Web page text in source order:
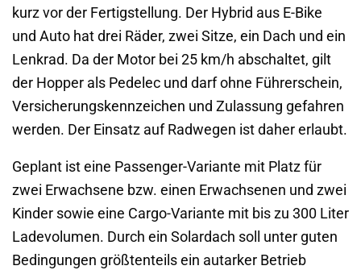
kurz vor der Fertigstellung. Der Hybrid aus E-Bike
und Auto hat drei Räder, zwei Sitze, ein Dach und ein
Lenkrad. Da der Motor bei 25 km/h abschaltet, gilt
der Hopper als Pedelec und darf ohne Führerschein,
Versicherungskennzeichen und Zulassung gefahren
werden. Der Einsatz auf Radwegen ist daher erlaubt.
Geplant ist eine Passenger-Variante mit Platz für
zwei Erwachsene bzw. einen Erwachsenen und zwei
Kinder sowie eine Cargo-Variante mit bis zu 300 Liter
Ladevolumen. Durch ein Solardach soll unter guten
Bedingungen größtenteils ein autarker Betrieb